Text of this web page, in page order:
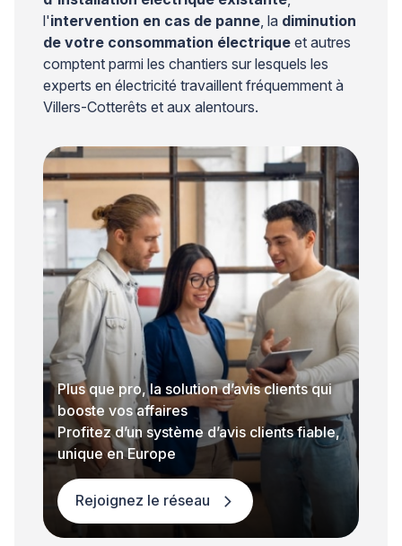
l'intervention en cas de panne, la diminution
de votre consommation électrique et autres
comptent parmi les chantiers sur lesquels les
experts en électricité travaillent fréquemment à
Villers-Cotterêts et aux alentours.
Plus que pro, la solution d’avis clients qui
booste vos affaires
Profitez d’un système d’avis clients fiable,
unique en Europe
Rejoignez le réseau